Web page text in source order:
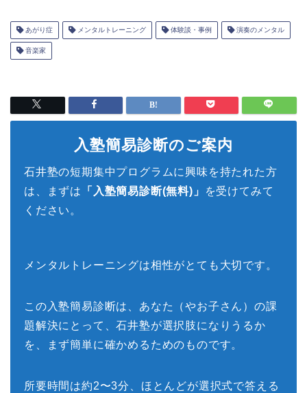
あがり症 メンタルトレーニング 体験談・事例 演奏のメンタル
音楽家
入塾簡易診断のご案内
石井塾の短期集中プログラムに興味を持たれた方
は、まずは
「入塾簡易診断(無料)」
を受けてみて
ください。
メンタルトレーニングは相性がとても大切です。
この入塾簡易診断は、あなた（やお子さん）の課
題解決にとって、石井塾が選択肢になりうるか
を、まず簡単に確かめるためのものです。
所要時間は約2〜3分、ほとんどが選択式で答える